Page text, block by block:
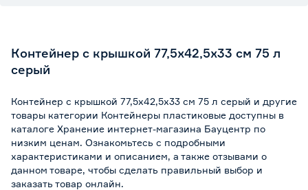
Контейнер с крышкой 77,5х42,5х33 см 75 л
серый
Контейнер с крышкой 77,5х42,5х33 см 75 л серый и другие
товары категории Контейнеры пластиковые доступны в
каталоге Хранение интернет-магазина Бауцентр по
низким ценам. Ознакомьтесь с подробными
характеристиками и описанием, а также отзывами о
данном товаре, чтобы сделать правильный выбор и
заказать товар онлайн.